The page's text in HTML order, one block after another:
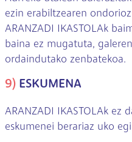
ezin erabiltzearen
ARANZADI IKASTOLAk
baina ez mugatuta,
ordaindutako zenbatekoa.
9) ESKUMENA
ARANZADI IKASTOLAk
eskumenei berariaz uko